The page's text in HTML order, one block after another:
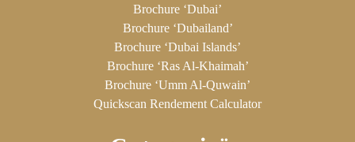
Brochure ‘Dubai’
Brochure ‘Dubailand’
Brochure ‘Dubai Islands’
Brochure ‘Ras Al-Khaimah’
Brochure ‘Umm Al-Quwain’
Quickscan Rendement Calculator